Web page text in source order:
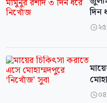
দিন

